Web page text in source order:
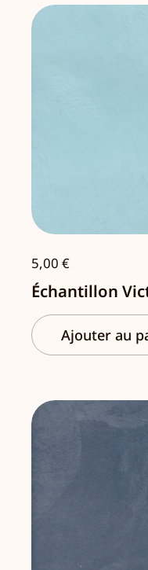
5,00 €
Échantillon
Ajouter au